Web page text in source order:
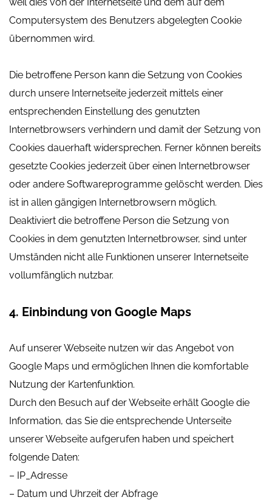
Computersystem des Benutzers abgelegten Cookie
übernommen wird.
Die betroffene Person kann die Setzung von Cookies
durch unsere Internetseite jederzeit mittels einer
entsprechenden Einstellung des genutzten
Internetbrowsers verhindern und damit der Setzung von
Cookies dauerhaft widersprechen. Ferner können bereits
gesetzte Cookies jederzeit über einen Internetbrowser
oder andere Softwareprogramme gelöscht werden. Dies
ist in allen gängigen Internetbrowsern möglich.
Deaktiviert die betroffene Person die Setzung von
Cookies in dem genutzten Internetbrowser, sind unter
Umständen nicht alle Funktionen unserer Internetseite
vollumfänglich nutzbar.
4. Einbindung von Google Maps
Auf unserer Webseite nutzen wir das Angebot von
Google Maps und ermöglichen Ihnen die komfortable
Nutzung der Kartenfunktion.
Durch den Besuch auf der Webseite erhält Google die
Information, das Sie die entsprechende Unterseite
unserer Webseite aufgerufen haben und speichert
folgende Daten:
– IP_Adresse
– Datum und Uhrzeit der Abfrage